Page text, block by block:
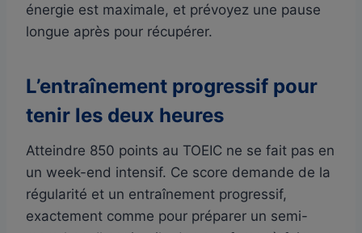
énergie est maximale, et prévoyez une pause
longue après pour récupérer.
L’entraînement progressif pour
tenir les deux heures
Atteindre 850 points au TOEIC ne se fait pas en
un week-end intensif. Ce score demande de la
régularité et un entraînement progressif,
exactement comme pour préparer un semi-